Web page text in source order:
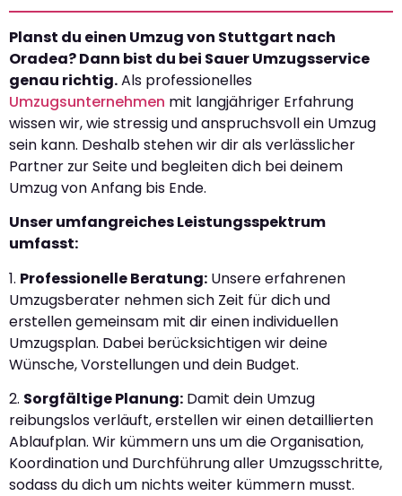
Planst du einen Umzug von Stuttgart nach
Oradea? Dann bist du bei Sauer Umzugsservice
genau richtig.Als professionelles
Umzugsunternehmen mit langjähriger Erfahrung
wissen wir, wie stressig und anspruchsvoll ein Umzug
sein kann. Deshalb stehen wir dir als verlässlicher
Partner zur Seite und begleiten dich bei deinem
Umzug von Anfang bis Ende.
Unser umfangreiches Leistungsspektrum
umfasst:
1. Professionelle Beratung: Unsere erfahrenen
Umzugsberater nehmen sich Zeit für dich und
erstellen gemeinsam mit dir einen individuellen
Umzugsplan. Dabei berücksichtigen wir deine
Wünsche, Vorstellungen und dein Budget.
2. Sorgfältige Planung: Damit dein Umzug
reibungslos verläuft, erstellen wir einen detaillierten
Ablaufplan. Wir kümmern uns um die Organisation,
Koordination und Durchführung aller Umzugsschritte,
sodass du dich um nichts weiter kümmern musst.